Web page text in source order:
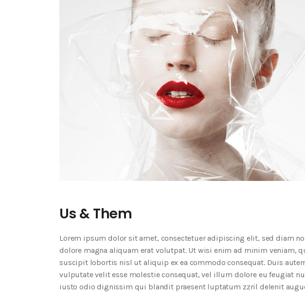
Us & Them
Lorem ipsum dolor sit amet, consectetuer adipiscing elit, sed diam
dolore magna aliquam erat volutpat. Ut wisi enim ad minim veniam,
suscipit lobortis nisl ut aliquip ex ea commodo consequat. Duis
vulputate velit esse molestie consequat, vel illum dolore eu feugiat
iusto odio dignissim qui blandit praesent luptatum zzril delenit